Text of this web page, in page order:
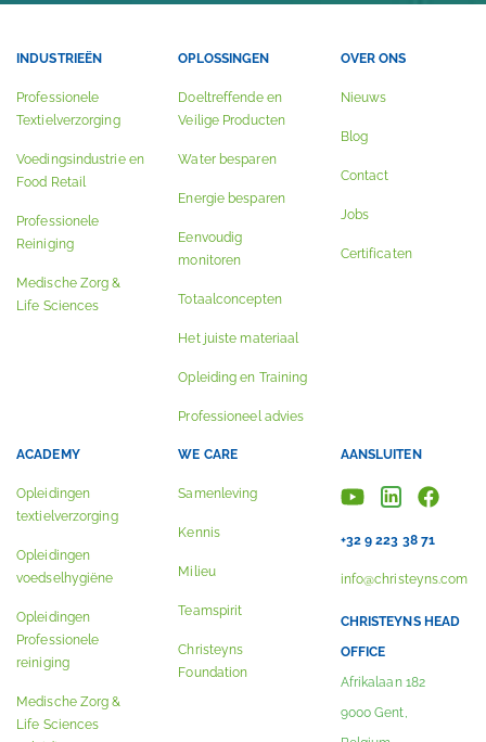
INDUSTRIEËN
Professionele
Textielverzorging
Voedingsindustrie en
Food Retail
Professionele
Reiniging
Medische Zorg &
Life Sciences
OPLOSSINGEN
Doeltreffende en
Veilige Producten
Water besparen
Energie besparen
Eenvoudig
monitoren
Totaalconcepten
Het juiste materiaal
Opleiding en Training
Professioneel advies
OVER ONS
Nieuws
Blog
Contact
Jobs
Certificaten
ACADEMY
Opleidingen
textielverzorging
Opleidingen
voedselhygiëne
Opleidingen
Professionele
reiniging
Medische Zorg &
Life Sciences
WE CARE
Samenleving
Kennis
Milieu
Teamspirit
Christeyns
Foundation
AANSLUITEN
+32 9 223 38 71
info@christeyns.com
CHRISTEYNS HEAD
OFFICE
Afrikalaan 182
9000 Gent,